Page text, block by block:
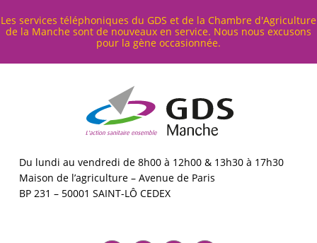
Les services téléphoniques du GDS et de la Chambre d'Agriculture
de la Manche sont de nouveaux en service. Nous nous excusons
pour la gène occasionnée.
G
Du lundi au vendredi de 8h00 à 12h00 & 13h30 à 17h30
Maison de l’agriculture – Avenue de Paris
BP 231 – 50001 SAINT-LÔ CEDEX